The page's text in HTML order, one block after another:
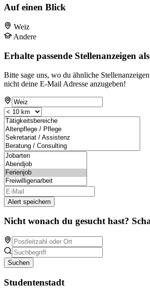
Auf einen Blick
Weiz
Andere
Erhalte passende Stellenanzeigen
Bitte sage uns, wo du ähnliche
nicht deine E-Mail Adresse anzugeben!
Alert speichern
Nicht wonach du gesucht hast?
Suchen
Studentenstadt